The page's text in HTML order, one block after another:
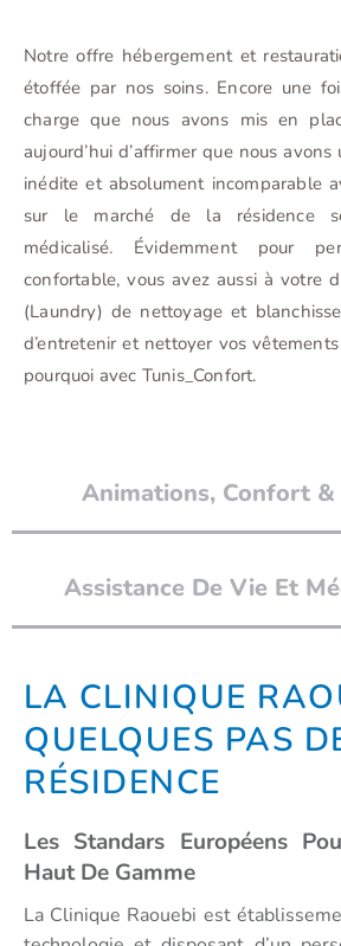
Notre offre hébergement et
étoffée par nos soins. Encore une
charge que nous avons mis en
aujourd’hui d’affirmer que nous
inédite et absolument incomparable
sur le marché de la résidence
médicalisé. Évidemment pour
confortable, vous avez aussi à votre
(Laundry) de nettoyage et
d’entretenir et nettoyer vos
pourquoi avec Tunis_Confort.
Animations, Confort
Assistance De Vie Et
LA CLINIQUE
QUELQUES PAS
RÉSIDENCE
Les Standars Européens
Haut De Gamme
La Clinique Raouebi est